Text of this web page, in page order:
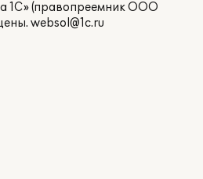
1С» (правопреемник ООО
websol@1c.ru